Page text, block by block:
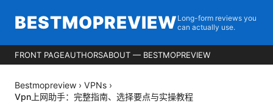
BESTMOPREVIEW Long-form reviews you
can actually use.
FRONT PAGEAUTHORSABOUT — BESTMOPREVIEW
Bestmopreview › VPNs ›
Vpn上网助手：完整指南、选择要点与实操教程